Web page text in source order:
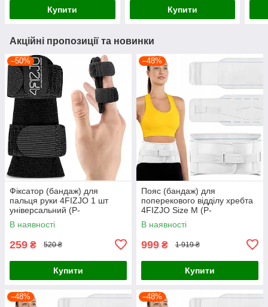
Купити Купити
Акційні пропозиції та новинки
–50%
Фіксатор (бандаж) для
пальця руки 4FIZJO 1 шт
універсальний (P-
5907739317476)
В наявності
259 ₴ 520 ₴
Купити
–48%
Пояс (бандаж) для
поперекового відділу хребта
4FIZJO Size M (P-
5907739317698)
В наявності
999 ₴ 1 919 ₴
Купити
–48% –48%